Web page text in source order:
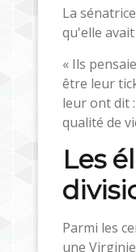
La
qu'elle
« Ils
être leur
leur ont dit
qualité de
Les
Parmi les
une